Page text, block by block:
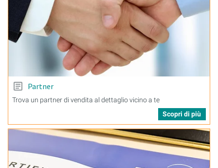
Partner
Trova un partner di vendita al dettaglio vicino a te
Scopri di più